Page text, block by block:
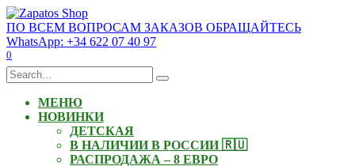
Skip
to
content
ПО ВСЕМ ВОПРОСАМ ЗАКАЗОВ ОБРАЩАЙТЕСЬ
WhatsApp: +34 622 07 40 97
0
Search
for:
МЕНЮ
НОВИНКИ
ДЕТСКАЯ
В НАЛИЧИИ В РОССИИ 🇷🇺
РАСПРОДАЖА – 8 ЕВРО